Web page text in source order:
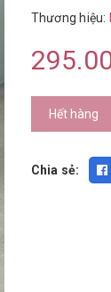
Thương hiệu:
Hết hàng
Chia sẻ: